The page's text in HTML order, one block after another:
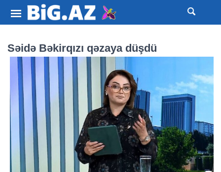
Səidə Bəkirqızı qəzaya düşdü